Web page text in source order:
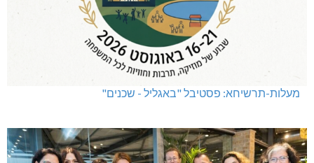
מעלות-תרשיחא: פסטיבל "באגליל - שכנים"